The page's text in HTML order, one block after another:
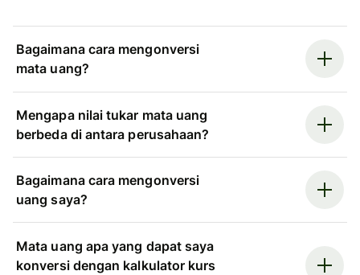
Bagaimana cara mengonversi
mata uang?
Mengapa nilai tukar mata uang
berbeda di antara perusahaan?
Bagaimana cara mengonversi
uang saya?
Mata uang apa yang dapat saya
konversi dengan kalkulator kurs